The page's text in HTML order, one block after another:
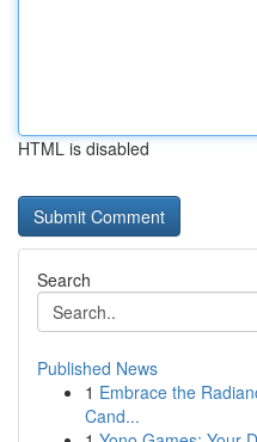
HTML is disabled
Search
Published News
1 Embrace the
Cand...